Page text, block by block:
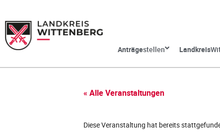
Anträgestellen Landkreis
« Alle Veranstaltungen
Diese Veranstaltung hat bereits